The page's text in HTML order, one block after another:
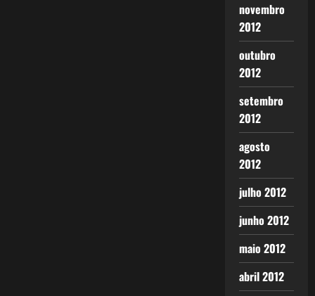
novembro
2012
outubro
2012
setembro
2012
agosto
2012
julho 2012
junho 2012
maio 2012
abril 2012